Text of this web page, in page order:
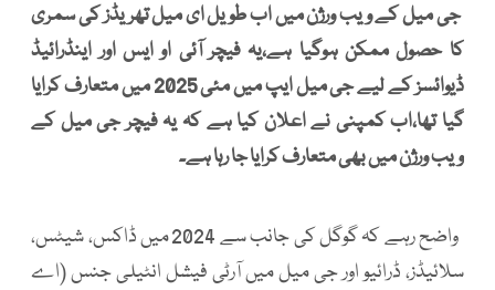
جی میل کے ویب ورژن میں اب طویل ای میل تھریڈز کی سمری
کا حصول ممکن ہوگیا ہے،یہ فیچر آئی او ایس اور اینڈرائیڈ
ڈیوائسز کے لیے جی میل ایپ میں مئی 2025 میں متعارف کرایا
گیا تھا،اب کمپنی نے اعلان کیا ہے کہ یہ فیچر جی میل کے
ویب ورژن میں بھی متعارف کرایا جا رہا ہے۔
واضح رہے کہ گوگل کی جانب سے 2024 میں ڈاکس، شیٹس،
سلائیڈز، ڈرائیو اور جی میل میں آرٹی فیشل انٹیلی جنس (اے